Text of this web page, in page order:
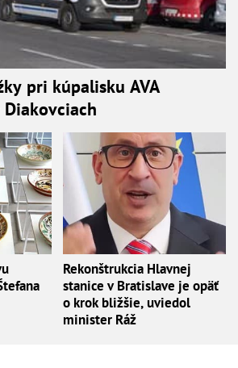
pri kúpalisku AVA
Rekonštrukcia Hlavnej
stanice v Bratislave je opäť
o krok bližšie, uviedol
minister Ráž